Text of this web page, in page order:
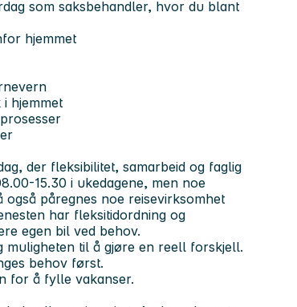
som saksbehandler, hvor du blant
hjemmet
hjemmet
der fleksibilitet, samarbeid og faglig
15.30 i ukedagene, men noe
også påregnes noe reisevirksomhet
har fleksitidordning og
egen bil ved behov.
til å gjøre en reell forskjell.
behov først.
for å fylle vakanser.